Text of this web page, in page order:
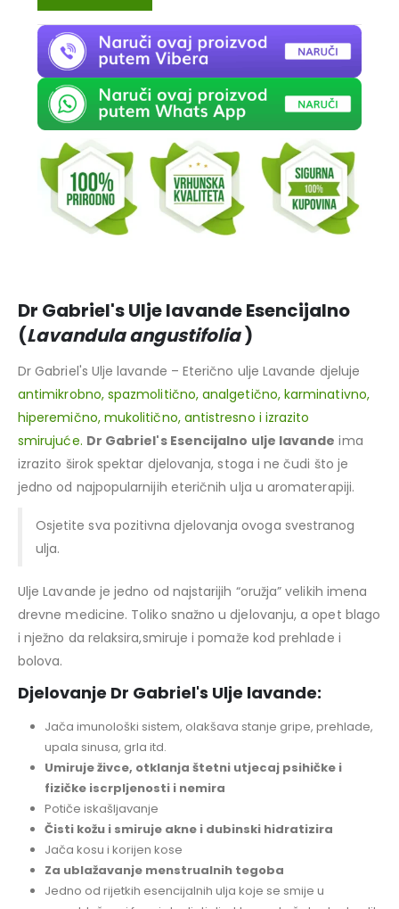
Dr Gabriel's Ulje lavande Esencijalno
(Lavandula angustifolia)
Dr Gabriel's Ulje lavande – Eterično ulje Lavande djeluje
antimikrobno, spazmolitično, analgetično, karminativno,
hiperemično, mukolitično, antistresno i izrazito
smirujuće. Dr Gabriel's Esencijalno ulje lavande ima
izrazito širok spektar djelovanja, stoga i ne čudi što je
jedno od najpopularnijih eteričnih ulja u aromaterapiji.
Osjetite sva pozitivna djelovanja ovoga svestranog
ulja.
Ulje Lavande je jedno od najstarijih “oružja” velikih imena
drevne medicine. Toliko snažno u djelovanju, a opet blago
i nježno da relaksira,smiruje i pomaže kod prehlade i
bolova.
Djelovanje Dr Gabriel's Ulje lavande:
Jača imunološki sistem, olakšava stanje gripe, prehlade,
upala sinusa, grla itd.
Umiruje živce, otklanja štetni utjecaj psihičke i
fizičke iscrpljenosti i nemira
Potiče iskašljavanje
Čisti kožu i smiruje akne i dubinski hidratizira
Jača kosu i korijen kose
Za ublažavanje menstrualnih tegoba
Jedno od rijetkih esencijalnih ulja koje se smije u